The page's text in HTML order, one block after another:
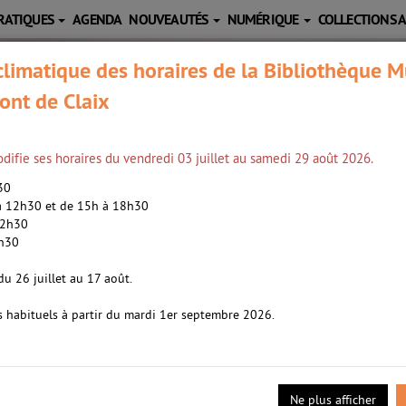
AGENDA NOUVEAUTÉS NUMÉRIQUE COLLECTIONS
(1961-....). Auteur
dans un petit appartement de Reykjavik, tué d'une balle
les soldats étrangers qui grouillent dans la ville en cet été
des horaires de la Bibliothèque
de Claix
ses horaires du vendredi 03 juillet au samedi 29 août 2026.
12h30 et de 15h à 18h30
26 juillet au 17 août.
habituels à partir du mardi 1er septembre 2026.
Ne plus afficher